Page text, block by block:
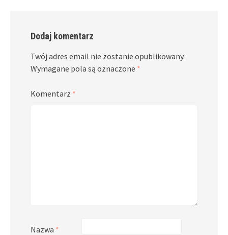
Dodaj komentarz
Twój adres email nie zostanie opublikowany.
Wymagane pola są oznaczone *
Komentarz *
Nazwa *